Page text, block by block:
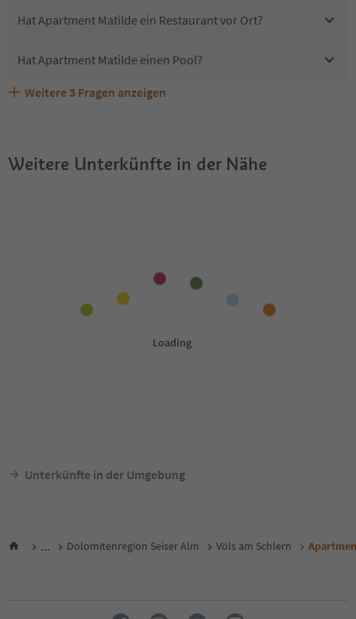
Hat Apartment Matilde ein Restaurant vor Ort?
Hat Apartment Matilde einen Pool?
Sind Haustiere in der Unterkunft Apartment Matilde
Welche Services bietet Apartment Matilde?
Erhalten die Gäste von Apartment Matilde einen Südtirol
Weitere 3 Fragen anzeigen
Weitere Unterkünfte in der Nähe
Unterkünfte in der Umgebung
... Dolomitenregion Seiser Alm Völs am Schlern